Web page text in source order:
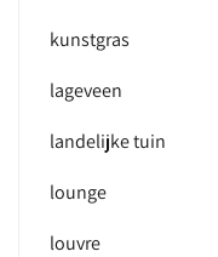
kunstgras
lageveen
landelijke tuin
lounge
louvre